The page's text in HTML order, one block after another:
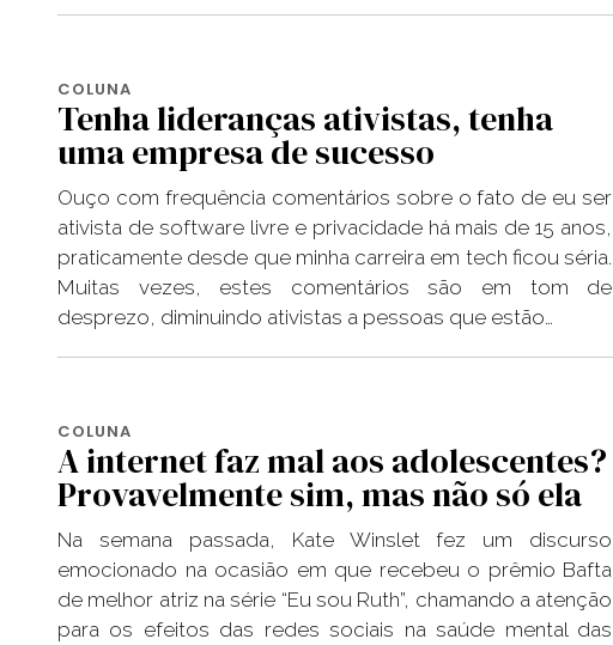
COLUNA
Tenha lideranças ativistas, tenha
uma empresa de sucesso
Ouço com frequência comentários sobre o fato de eu ser
ativista de software livre e privacidade há mais de 15 anos,
praticamente desde que minha carreira em tech ficou séria.
Muitas vezes, estes comentários são em tom de
desprezo, diminuindo ativistas a pessoas que estão…
COLUNA
A internet faz mal aos adolescentes?
Provavelmente sim, mas não só ela
Na semana passada, Kate Winslet fez um discurso
emocionado na ocasião em que recebeu o prêmio Bafta
de melhor atriz na série “Eu sou Ruth”, chamando a atenção
para os efeitos das redes sociais na saúde mental das